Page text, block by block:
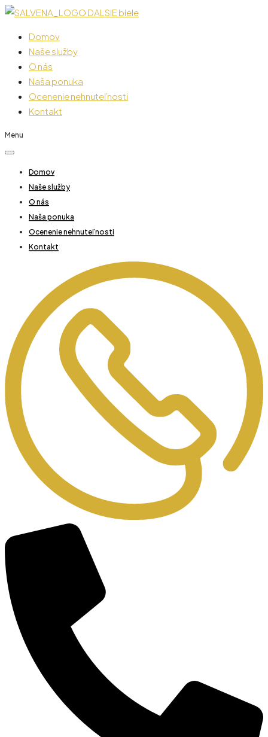
Domov
Naše služby
O nás
Naša ponuka
Ocenenie nehnuteľnosti
Kontakt
Menu
Domov
Naše služby
O nás
Naša ponuka
Ocenenie nehnuteľnosti
Kontakt